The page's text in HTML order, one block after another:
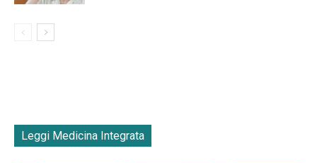
Leggi Medicina Integrata